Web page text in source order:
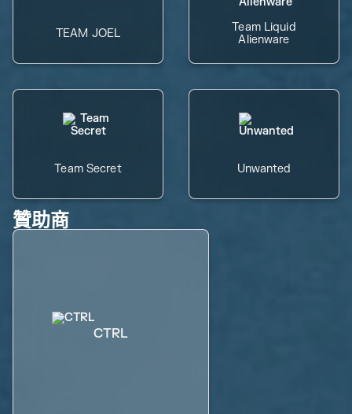
TEAM JOEL
Team Liquid
Alienware
Team Secret Unwanted
贊助商
CTRL